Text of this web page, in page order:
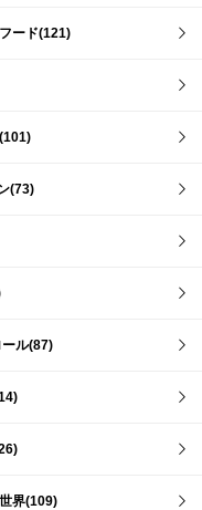
ード(121)
(73)
ル(87)
界(109)